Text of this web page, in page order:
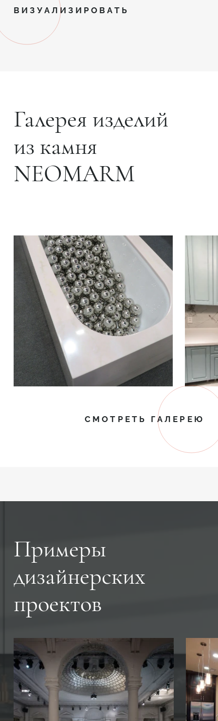
ВИЗУАЛИЗИРОВАТЬ
Галерея изделий
из камня
NEOMARM
СМОТРЕТЬ ГАЛЕРЕЮ
Примеры
дизайнерских
проектов